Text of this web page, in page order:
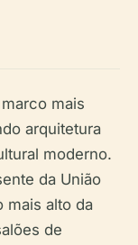
mais
arquitetura
moderno.
da União
mais alto da
de